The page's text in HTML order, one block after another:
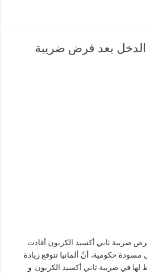
الدخل بعد فرض ضريبة
فرض ضريبة ثاني أكسيد الكربون أفادت
مسودة حكومية، أنّ ألمانيا تتوقع زيادة
في ضريبة ثاني أكسيد الكربون. و